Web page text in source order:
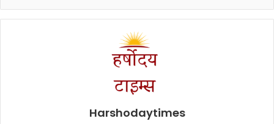
Harshodaytimes